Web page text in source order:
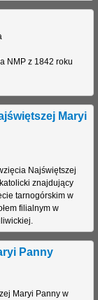
NMP z 1842 roku
Maryi
Najświętszej
znajdujący
tarnogórskim w
filialnym w
Panny
Maryi Panny w